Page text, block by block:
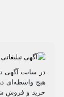
در سایت آگهی
هیچ واسطه‌ای
خرید و فروشِ